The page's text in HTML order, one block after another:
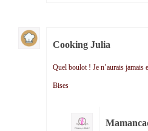
Cooking Julia
Quel boulot ! Je n’aurais
Bises